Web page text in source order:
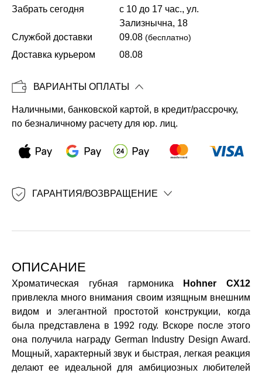
Копировать
Забрать сегодня
с 10 до 17 час., ул.
Зализнычна, 18
Службой доставки
09.08 (бесплатно)
Доставка курьером 08.08
ВАРИАНТЫ ОПЛАТЫ
Наличными, банковской картой, в кредит/рассрочку,
по безналичному расчету для юр. лиц.
ГАРАНТИЯ/ВОЗВРАЩЕНИЕ
ОПИСАНИЕ
Хроматическая губная гармоника
Hohner CX12
привлекла много внимания своим изящным внешним
видом и элегантной простотой конструкции, когда
была представлена ​​в 1992 году. Вскоре после этого
она получила награду German Industry Design Award.
Мощный, характерный звук и быстрая, легкая реакция
делают ее идеальной для амбициозных любителей